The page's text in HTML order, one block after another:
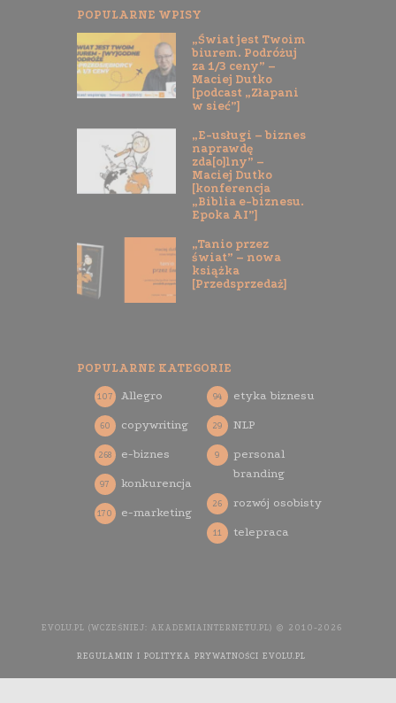
POPULARNE WPISY
„Świat jest Twoim
biurem. Podróżuj
za 1/3 ceny” –
Maciej Dutko
[podcast „Złapani
w sieć”]
„E-usługi – biznes
naprawdę
zda[o]lny” –
Maciej Dutko
[konferencja
„Biblia e-biznesu.
Epoka AI”]
„Tanio przez
świat” – nowa
książka
[Przedsprzedaż]
POPULARNE KATEGORIE
Allegro
107
copywriting
60
e-biznes
268
konkurencja
97
e-marketing
170
etyka biznesu
94
NLP
29
personal
branding
9
rozwój osobisty
26
telepraca
11
EVOLU.PL (WCZEŚNIEJ: AKADEMIAINTERNETU.PL) © 2010-2026
REGULAMIN I POLITYKA PRYWATNOŚCI EVOLU.PL